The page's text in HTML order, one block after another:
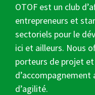
OTOF est un club
entrepreneurs et
sectoriels pour le
ici et ailleurs. Nous
porteurs de projet
d’accompagnement
d’agilité.